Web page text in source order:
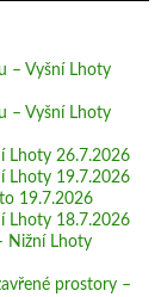
– Vyšní Lhoty
– Vyšní Lhoty
Lhoty 26.7.2026
Lhoty 19.7.2026
19.7.2026
Lhoty 18.7.2026
Nižní Lhoty
prostory –